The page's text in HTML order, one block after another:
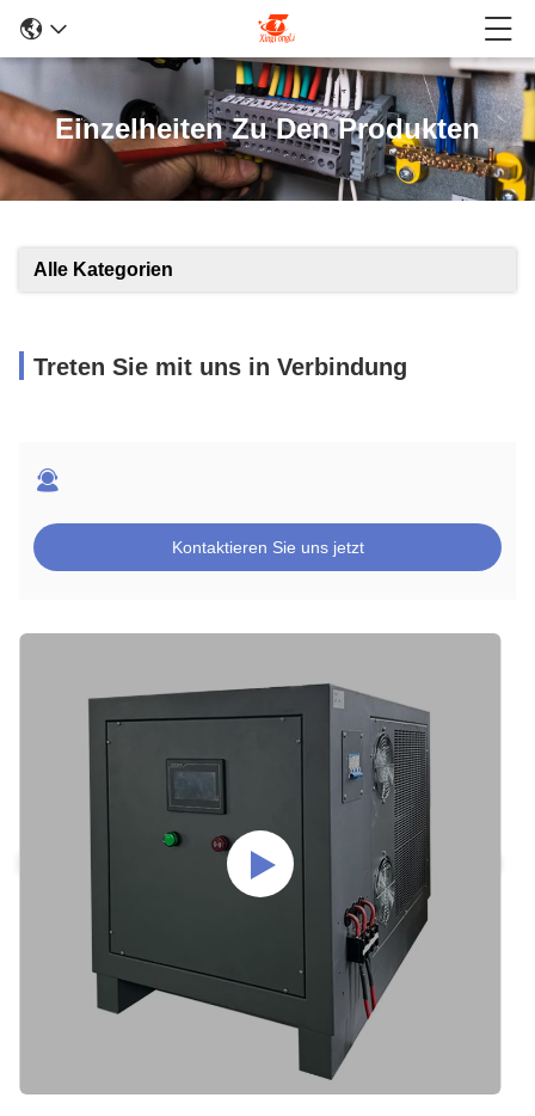
Einzelheiten Zu Den Produkten
Alle Kategorien
Treten Sie mit uns in Verbindung
Kontaktieren Sie uns jetzt